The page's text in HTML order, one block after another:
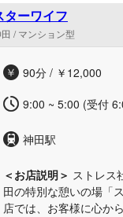
やかなおもてなしの心
ピストたちです。お客
の疲労やストレスを優
先など、お好みのプラ
ときを、ぜひご堪能く
ターワイフ
/ マンション型
90分 / ￥12,000
9:00 ~ 5:00 (受付
神田駅
＜お店説明＞ ストレス
田の特別な憩いの場「
店では、お客様に心か